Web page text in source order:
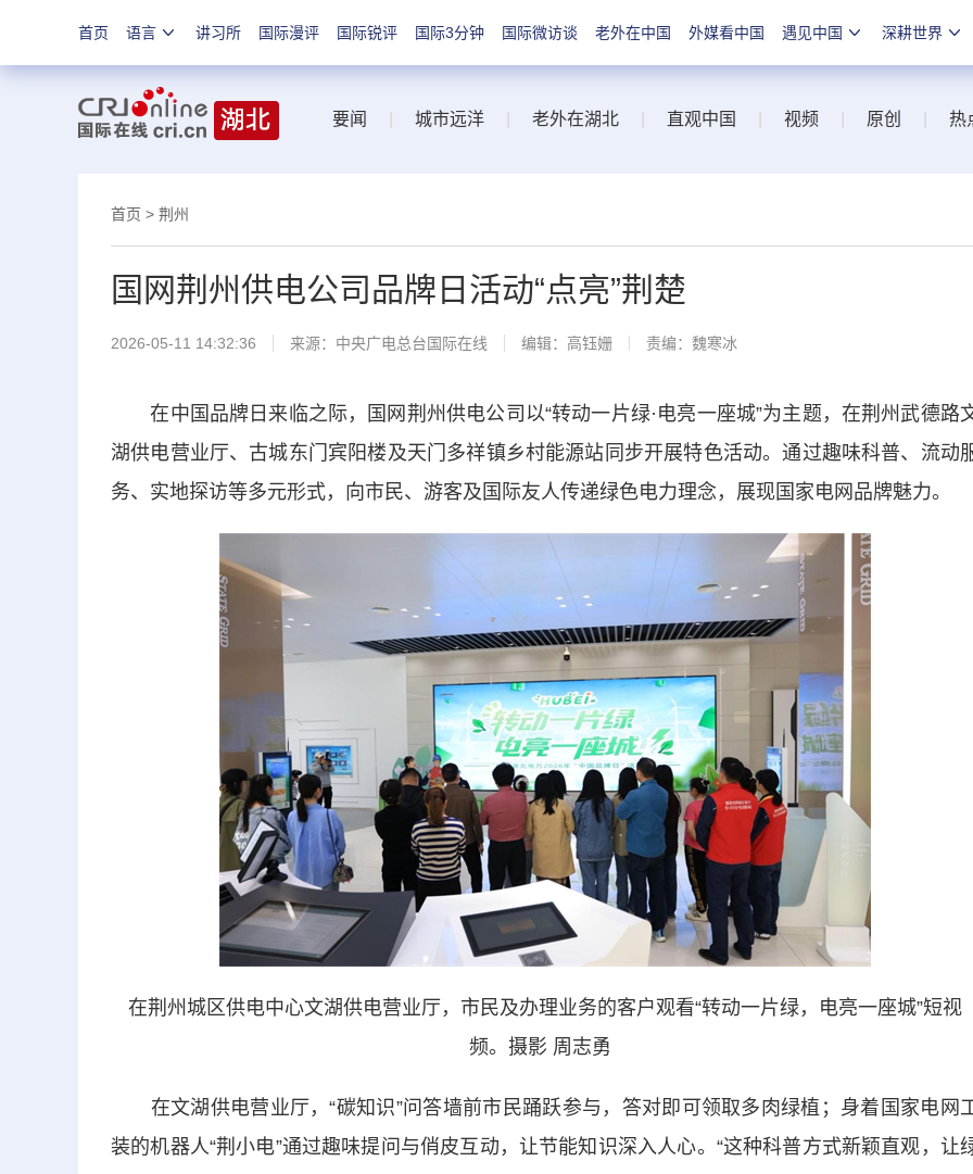
首页 语言 讲习所 国际漫评 国际锐评 国际3分钟 国际微访谈 老外在中国 外媒看中国 遇见中国 深耕世界
要闻 城市远洋 老外在湖北 直观中国 视频 原创 热
首页 > 荆州
国网荆州供电公司品牌日活动“点亮”荆楚​
2026-05-11 14:32:36 来源：中央广电总台国际在线 编辑：高钰姗 责编：魏寒冰
在中国品牌日来临之际，国网荆州供电公司以“转动一片绿·电亮一座城”为主题，在荆州武德路
湖供电营业厅、古城东门宾阳楼及天门多祥镇乡村能源站同步开展特色活动。通过趣味科普、流动
务、实地探访等多元形式，向市民、游客及国际友人传递绿色电力理念，展现国家电网品牌魅力。​
在荆州城区供电中心文湖供电营业厅，市民及办理业务的客户观看“转动一片绿，电亮一座城”短视
频。摄影 周志勇
在文湖供电营业厅，“碳知识”问答墙前市民踊跃参与，答对即可领取多肉绿植；身着国家电网
装的机器人“荆小电”通过趣味提问与俏皮互动，让节能知识深入人心。“这种科普方式新颖直观，让